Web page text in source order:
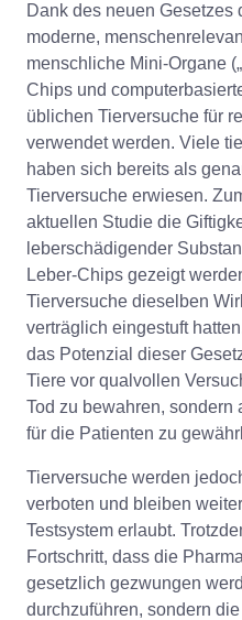
Dank des neuen Gesetzes
moderne,
menschliche Mini-Organe
Chips und
üblichen Tierversuche für
verwendet werden. Viele
haben sich bereits als
Tierversuche erwiesen.
aktuellen Studie die
leberschädigender
Leber-Chips gezeigt
Tierversuche dieselben
verträglich eingestuft
das Potenzial dieser
Tiere vor qualvollen
Tod zu bewahren,
für die Patienten zu
Tierversuche werden
verboten und bleiben
Testsystem erlaubt.
Fortschritt, dass die
gesetzlich gezwungen
durchzuführen, sondern